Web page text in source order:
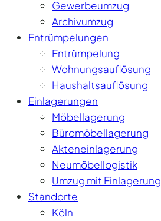
Gewerbeumzug
Archivumzug
Entrümpelungen
Entrümpelung
Wohnungsauflösung
Haushaltsauflösung
Einlagerungen
Möbellagerung
Büromöbellagerung
Akteneinlagerung
Neumöbellogistik
Umzug mit Einlagerung
Standorte
Köln